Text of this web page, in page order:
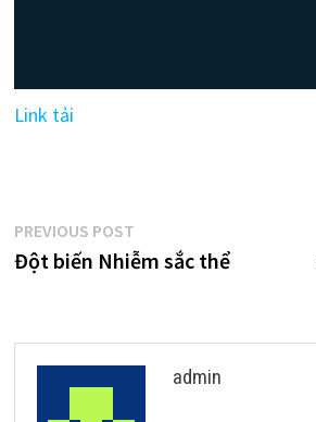
Link tải
Điều
hướng
viết
PREVIOUS POSTPrevious
post:
Đột biến Nhiễm sắc thể
admin